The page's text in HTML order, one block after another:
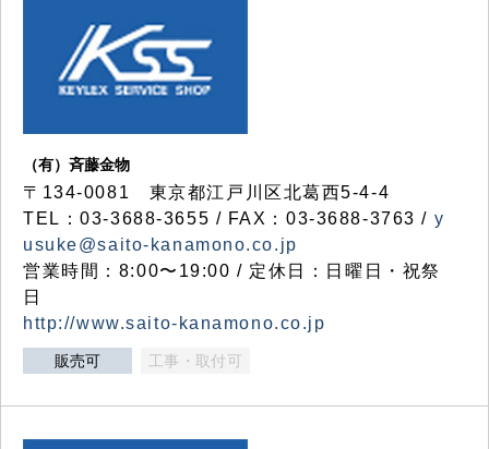
（有）斉藤金物
〒134-0081 東京都江戸川区北葛西5-4-4
TEL：03-3688-3655 / FAX：03-3688-3763 / y
usuke@saito-kanamono.co.jp
営業時間：8:00〜19:00 / 定休日：日曜日・祝祭
日
http://www.saito-kanamono.co.jp
販売可 工事・取付可